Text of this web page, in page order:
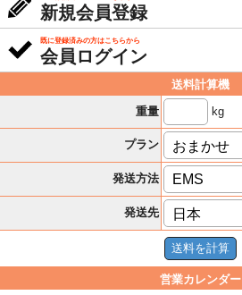
新規会員登録
既に登録済みの方はこちらから
会員ログイン
送料計算機
重量
kg
プラン
発送方法
発送先
営業カレンダー